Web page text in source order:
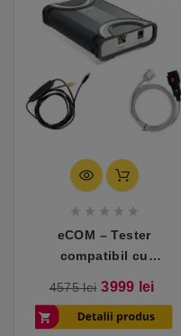
    
eCOM – Tester
compatibil cu
4575 lei 3999 lei